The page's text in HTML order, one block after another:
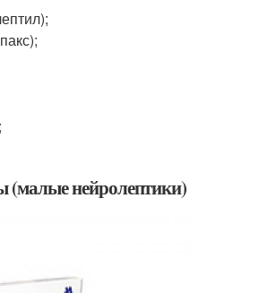
(малые нейролептики)